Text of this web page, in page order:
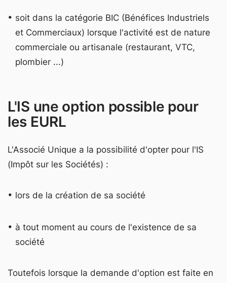
soit dans la catégorie BIC (Bénéfices Industriels
et Commerciaux) lorsque l'activité est de nature
commerciale ou artisanale (restaurant, VTC,
plombier ...)
L'IS une option possible pour
les EURL
L'Associé Unique a la possibilité d'opter pour l'IS
(Impôt sur les Sociétés) :
lors de la création de sa société
à tout moment au cours de l'existence de sa
société
Toutefois lorsque la demande d'option est faite en